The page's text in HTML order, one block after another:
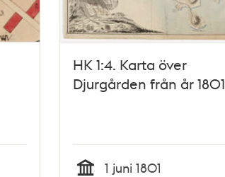
HK 1:4. Karta över
Djurgården från år 1801
1 juni 1801